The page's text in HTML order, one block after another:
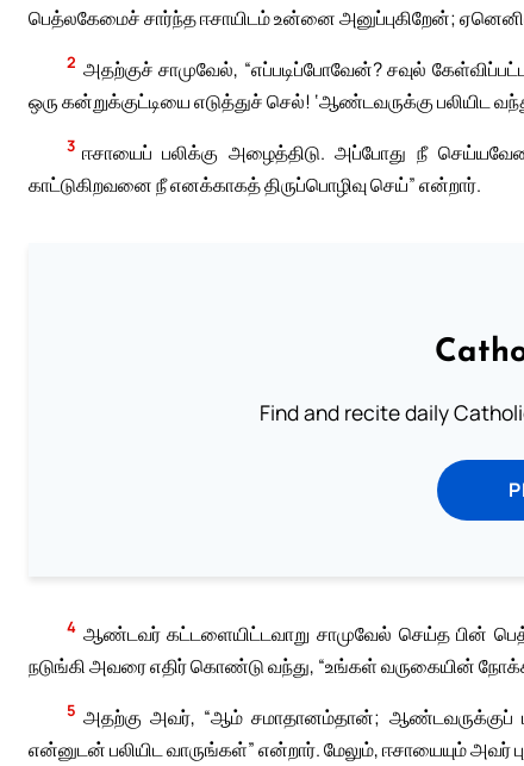
பெத்லகேமைச் சார்ந்த ஈசாயிடம் உன்னை அனுப்புகிறேன்;
2 அதற்குச் சாமுவேல், “எப்படிப்போவேன்? சவுல்
ஒரு கன்றுக்குட்டியை எடுத்துச் செல்! ‘ஆண்டவருக்கு பலியிட
3 ஈசாயைப் பலிக்கு அழைத்திடு. அப்போது நீ
காட்டுகிறவனை நீ எனக்காகத் திருப்பொழிவு செய்” என்றார்.
Find and recite daily
4 ஆண்டவர் கட்டளையிட்டவாறு சாமுவேல் செய்த பின்
நடுங்கி அவரை எதிர் கொண்டு வந்து, “உங்கள் வருகையின்
5 அதற்கு அவர், “ஆம் சமாதானம்தான்;
என்னுடன் பலியிட வாருங்கள்” என்றார். மேலும், ஈசாயையும் அவர்